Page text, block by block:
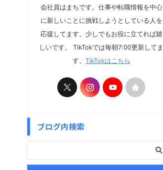
会社員はまちです。仕事や転職情報を中心
に新しいことに挑戦しようとしている人を
応援してます。少しでもお役に立てれば嬉
しいです。 TikTokでは毎朝7:00更新してま
す。 TikTokはこちら
ブログ内検索